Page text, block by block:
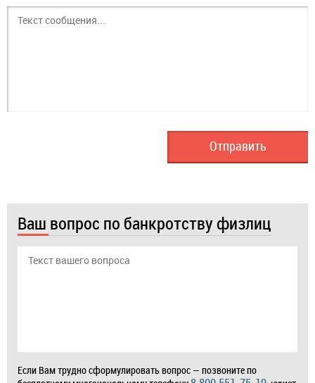
Ваш вопрос по банкротству физлиц
Если Вам трудно сформулировать вопрос — позвоните по